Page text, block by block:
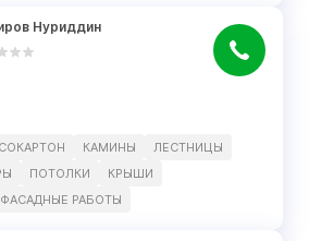
Нуриддин
КАМИНЫ
ЛЕСТНИЦЫ
ПОТОЛКИ
КРЫШИ
ФАСАДНЫЕ РАБОТЫ